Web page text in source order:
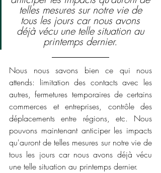
telles mesures sur notre vie de
tous les jours car nous avons
déjà vécu une telle situation au
printemps dernier.
Nous nous savons bien ce qui nous
attends: limitation des contacts avec les
autres, fermetures temporaires de certains
commerces et entreprises, contrôle des
déplacements entre régions, etc. Nous
pouvons maintenant anticiper les impacts
qu'auront de telles mesures sur notre vie de
tous les jours car nous avons déjà vécu
une telle situation au printemps dernier.